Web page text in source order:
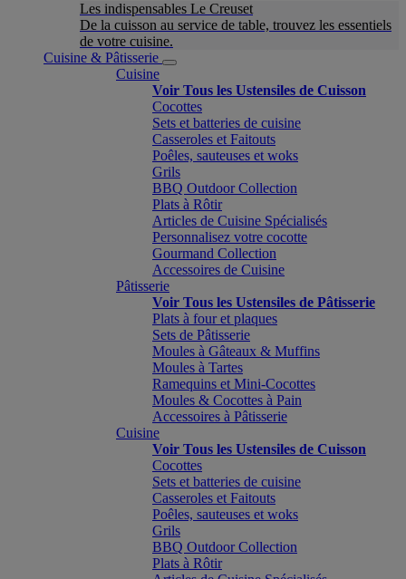
Les indispensables Le Creuset
De la cuisson au service de table, trouvez les essentiels
de votre cuisine.
Cuisine & Pâtisserie
Cuisine
Voir Tous les Ustensiles de Cuisson
Cocottes
Sets et batteries de cuisine
Casseroles et Faitouts
Poêles, sauteuses et woks
Grils
BBQ Outdoor Collection
Plats à Rôtir
Articles de Cuisine Spécialisés
Personnalisez votre cocotte
Gourmand Collection
Accessoires de Cuisine
Pâtisserie
Voir Tous les Ustensiles de Pâtisserie
Plats à four et plaques
Sets de Pâtisserie
Moules à Gâteaux & Muffins
Moules à Tartes
Ramequins et Mini-Cocottes
Moules & Cocottes à Pain
Accessoires à Pâtisserie
Cuisine
Voir Tous les Ustensiles de Cuisson
Cocottes
Sets et batteries de cuisine
Casseroles et Faitouts
Poêles, sauteuses et woks
Grils
BBQ Outdoor Collection
Plats à Rôtir